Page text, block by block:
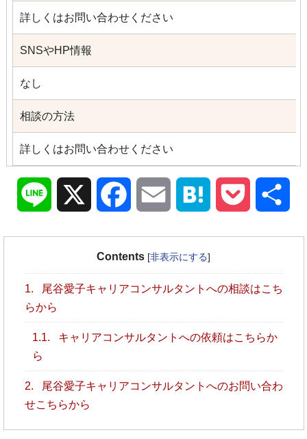
詳しくはお問い合わせください
SNSやHP情報
なし
相談の方法
詳しくはお問い合わせください
Line Facebook Email Hatena Pocket
Contents [非表示にする]
1.
尾谷愛子キャリアコンサルタントへの相談はこち
らから
1.1.
キャリアコンサルタントへの依頼はこちらか
ら
2.
尾谷愛子キャリアコンサルタントへのお問い合わ
せこちらから